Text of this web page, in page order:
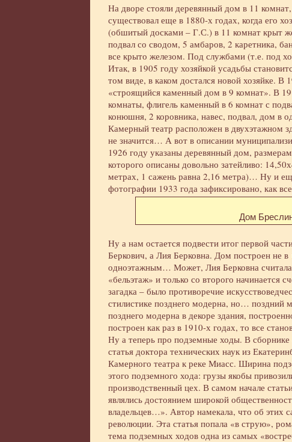
На дворе стояли деревянный дом в 11
существовал еще в 1880-х годах, когда его
(обшитый досками – Г.С.) в 11 комнат крыт
подвал со сводом, 5 амбаров, 2 каретника,
все крыто железом. Под службами (т.е. под
Итак, в 1905 году хозяйкой усадьбы
том виде, в каком достался новой хозяйке.
«строящийся каменный дом в 9 комнат». В
комнаты, флигель каменный в 6 комнат с
конюшня, 2 коровника, навес, подвал, дом в
Камерный театр расположен в двухэтажном
не значится… А вот в описании
1926 году указаны деревянный дом,
которого описаны довольно затейливо:
метрах, 1 сажень равна 2,16 метра)… Ну и
фотографии 1933 года зафиксировано, как
Дом
Ну а нам остается подвести итог первой
Беркович, а Лия Берковна. Дом построен не
одноэтажным… Может, Лия Берковна
«бельэтаж» и только со второго начинается
загадка – было противоречие
стилистике позднего модерна, но… поздний
позднего модерна в декоре здания,
построен как раз в 1910-х годах, то все
Ну а теперь про подземные ходы. В
статья доктора технических наук из
Камерного театра к реке Миасс. Ширина
этого подземного хода: грузы якобы
производственный цех. В самом начале
являлись достоянием широкой
владельцев…». Автор намекала, что об этих
революции. Эта статья попала «в струю»,
тема подземных ходов одна из самых